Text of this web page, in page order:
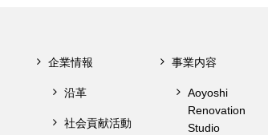
企業情報
沿革
社会貢献活動
事業内容
Aoyoshi
Renovation
Studio